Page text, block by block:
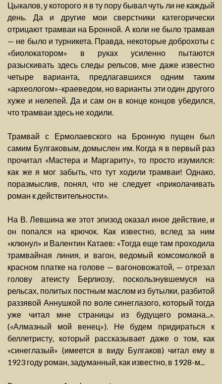
Цыкалов, у которого я в ту пору бывал чуть ли не каждый
день. Да и другие мои сверстники категорически
отрицают трамваи на Бронной. А коли не было трамвая
— не было и турникета. Правда, некоторые доброхоты с
«биолокатором» в руках усиленно пытаются
разыскивать здесь следы рельсов, мне даже известно
четыре варианта, предлагавшихся одним таким
«археологом»-краеведом, но варианты эти один другого
хуже и нелепей. Да и сам он в конце концов убедился,
что трамваи здесь не ходили.
Трамвай с Ермолаевского на Бронную пущен был
самим Булгаковым, домыслен им. Когда я в первый раз
прочитал «Мастера и Маргариту», то просто изумился:
как же я мог забыть, что тут ходили трамваи! Однако,
поразмыслив, понял, что не следует «приколачивать
роман к действительности».
На В. Левшина же этот эпизод оказал иное действие, и
он попался на крючок. Как известно, вслед за ним
«клюнул» и Валентин Катаев: «Тогда еще там проходила
трамвайная линия, и вагон, ведомый комсомолкой в
красном платке на голове — вагоновожатой, — отрезал
голову атеисту Берлиозу, поскользнувшемуся на
рельсах, политых постным маслом из бутылки, разбитой
раззявой Аннушкой по воле синеглазого, который тогда
уже читал мне страницы из будущего романа...».
(«Алмазный мой венец»). Не будем придираться к
беллетристу, который рассказывает даже о том, как
«синеглазый» (имеется в виду Булгаков) читал ему в
1923 году роман, задуманный, как известно, в 1928-м...